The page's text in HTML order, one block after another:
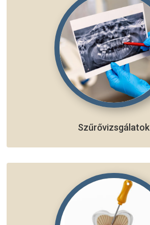
Szűrővizsgálatok